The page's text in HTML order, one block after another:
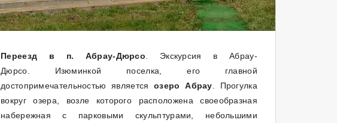
Переезд в п. Абрау-Дюрсо . Экскурсия в Абрау-
Дюрсо. Изюминкой поселка, его главной
достопримечательностью являетсяозеро Абрау . Прогулка
вокруг озера, возле которого расположена своеобразная
набережная с парковыми скульптурами, небольшими